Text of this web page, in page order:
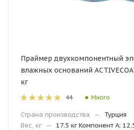
Праймер двухкомпонентный
влажных оснований
кг
44 Много
Страна производства —
Турция
Вес, кг
—
17.5 кг Компонент А;